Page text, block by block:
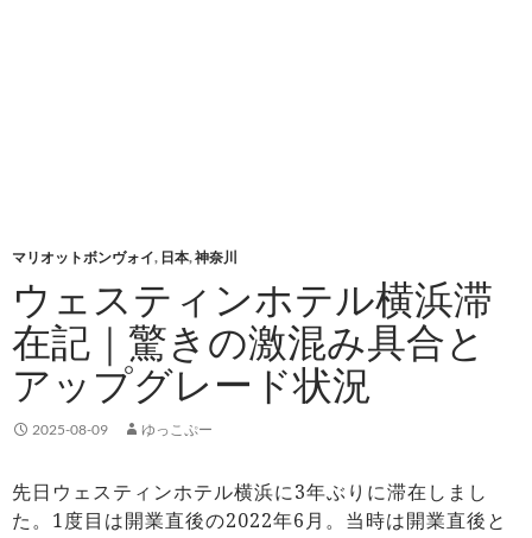
マリオットボンヴォイ, 日本,神奈川
ウェスティンホテル横浜滞
在記｜驚きの激混み具合と
アップグレード状況
2025-08-09 ゆっこぷー
先日ウェスティンホテル横浜に3年ぶりに滞在しまし
た。1度目は開業直後の2022年6月。当時は開業直後と